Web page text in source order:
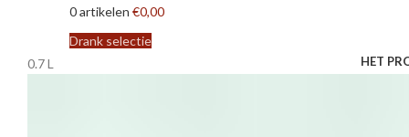
0artikelen €0,00
Drank selectie
HET
0.7 L